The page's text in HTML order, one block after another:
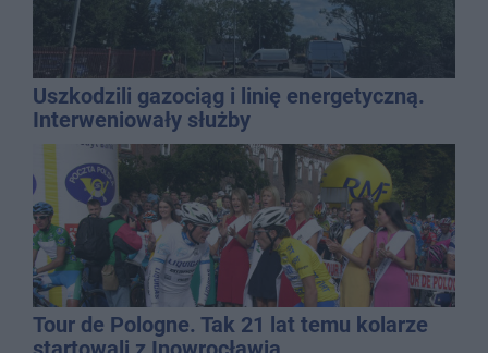
Uszkodzili gazociąg i linię energetyczną.
Interweniowały służby
Tour de Pologne. Tak 21 lat temu kolarze